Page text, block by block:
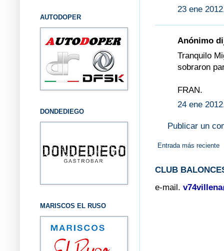
23 ene
Anónimo
Tranquilo
sobraron
FRAN.
24 ene
Publicar un
Entrada más reciente
CLUB
e-mail.
AUTODOPER
DONDEDIEGO
MARISCOS EL RUSO